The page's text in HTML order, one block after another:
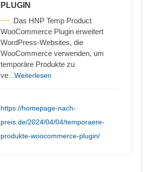
PLUGIN
Das HNP Temp Product
WooCommerce Plugin erweitert
WordPress-Websites, die
WooCommerce verwenden, um
temporäre Produkte zu
ve ...Weiterlesen
https://homepage-nach-
preis.de/2024/04/04/temporaere-
produkte-woocommerce-plugin/